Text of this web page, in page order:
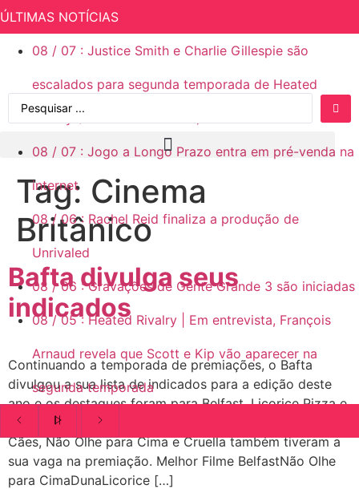
ÚLTIMAS NOTÍCIAS
08 / 07 : Justice Smith e Charlie Gillespie são
escalados para segunda temporada de Heated
Rivalry (Rivalidade Ardente)
08 / 07 : Jogo a Longo Prazo entra em pré-venda na
internet
08 / 06 : Rachel Reid finaliza a produção de
Unrivaled
08 / 06 : Gravações de Gente Grande 3 são iniciadas
08 / 05 : Heated Rivalry | Em entrevista, François
Arnaud revela que Scott e Kip vão aparecer na
segunda temporada
Tag: Cinema
Britânico
Bafta divulga seus
indicados
Continuando a temporada de premiações, o Bafta
divulgou a sua lista de indicados para a edição deste
ano e os destaques foram para Belfast, Licorice Pizza e
Duna. Além deles, outros longas como Ataque dos
Cães, Não Olhe para Cima e Cruella também tiveram a
sua vaga na premiação. Melhor Filme BelfastNão Olhe
para CimaDunaLicorice […]